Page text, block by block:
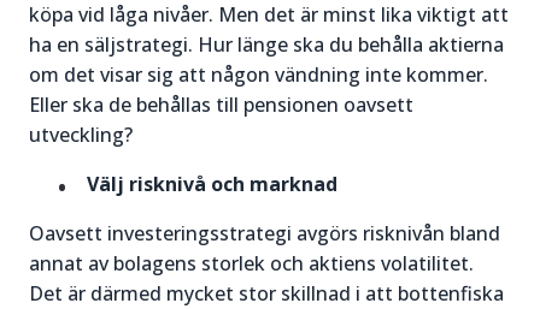
köpa vid låga nivåer. Men det är minst lika viktigt att
ha en säljstrategi. Hur länge ska du behålla aktierna
om det visar sig att någon vändning inte kommer.
Eller ska de behållas till pensionen oavsett
utveckling?
Välj risknivå och marknad
Oavsett investeringsstrategi avgörs risknivån bland
annat av bolagens storlek och aktiens volatilitet.
Det är därmed mycket stor skillnad i att bottenfiska